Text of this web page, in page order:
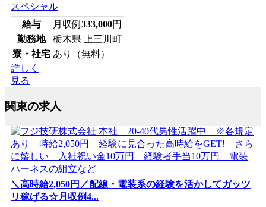
スペシャル
給与
月収例 333,000円
勤務地
栃木県 上三川町
寮・社宅 あり（無料）
詳しく
見る
関東の求人
＼高時給2,050円／配線・電装系の経験を活かしてガッツ
リ稼げる☆月収例4...